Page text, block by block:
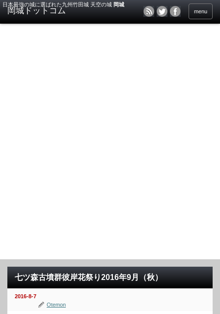
日本最強の城に選ばれた九州竹田城 天空の城 岡城
menu
七ツ森古墳群彼岸花祭り2016年9月（秋）
2016-8-7
Otemon